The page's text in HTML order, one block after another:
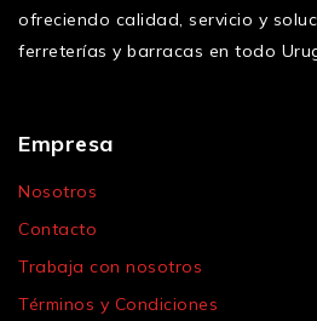
ofreciendo calidad, servicio y
ferreterías y barracas en todo
Empresa
Nosotros
Contacto
Trabaja con nosotros
Términos y Condiciones